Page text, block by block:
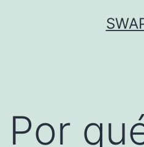
Por